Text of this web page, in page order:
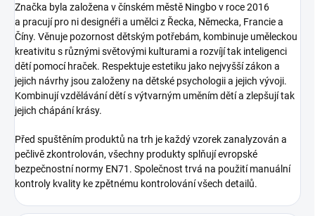
Značka byla založena v čínském městě Ningbo v roce 2016
a pracují pro ni designéři a umělci z Řecka, Německa, Francie a
Číny. Věnuje pozornost dětským potřebám, kombinuje uměleckou
kreativitu s různými světovými kulturami a rozvíjí tak inteligenci
dětí pomocí hraček. Respektuje estetiku jako nejvyšší zákon a
jejich návrhy jsou založeny na dětské psychologii a jejich vývoji.
Kombinují vzdělávání dětí s výtvarným uměním dětí a zlepšují tak
jejich chápání krásy.
Před spuštěním produktů na trh je každý vzorek zanalyzován a
pečlivě zkontrolován, všechny produkty splňují evropské
bezpečnostní normy EN71. Společnost trvá na použití manuální
kontroly kvality ke zpětnému kontrolování všech detailů.